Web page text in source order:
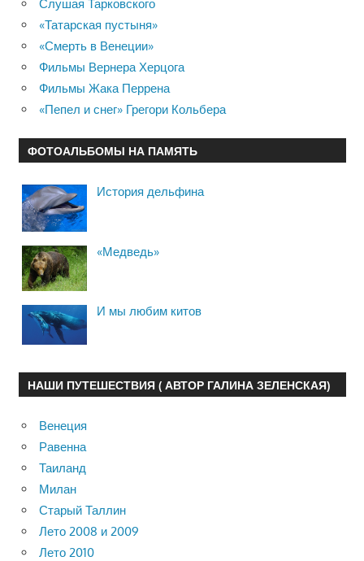
Слушая Тарковского
«Татарская пустыня»
«Смерть в Венеции»
Фильмы Вернера Херцога
Фильмы Жака Перрена
«Пепел и снег» Грегори Кольбера
ФОТОАЛЬБОМЫ НА ПАМЯТЬ
История дельфина
«Медведь»
И мы любим китов
НАШИ ПУТЕШЕСТВИЯ ( АВТОР ГАЛИНА ЗЕЛЕНСКАЯ)
Венеция
Равенна
Таиланд
Милан
Старый Таллин
Лето 2008 и 2009
Лето 2010